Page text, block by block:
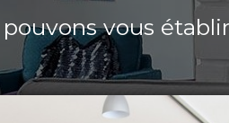
pouvons vous